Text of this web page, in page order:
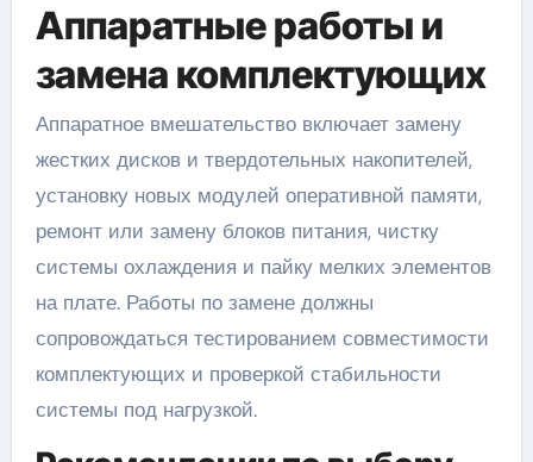
Аппаратные работы и
замена комплектующих
Аппаратное вмешательство включает замену
жестких дисков и твердотельных накопителей,
установку новых модулей оперативной памяти,
ремонт или замену блоков питания, чистку
системы охлаждения и пайку мелких элементов
на плате. Работы по замене должны
сопровождаться тестированием совместимости
комплектующих и проверкой стабильности
системы под нагрузкой.